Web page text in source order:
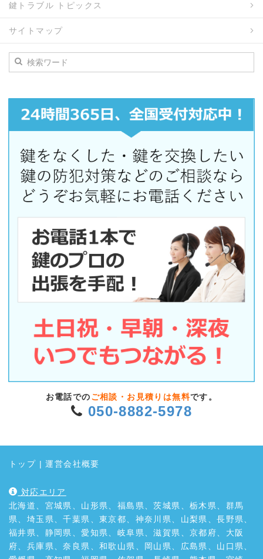
鍵トラブル トピックス
サイトマップ
お電話での ご相談・お見積りは無料です。
050-8882-5978
トップ |運営会社概要
対応エリア
北海道、宮城県、山形県、福島県、茨城県、栃木県、群馬
県、埼玉県、千葉県、東京都、神奈川県、山梨県、長野県、
福井県、静岡県、愛知県、岐阜県、滋賀県、京都府、大阪
府、兵庫県、奈良県、和歌山県、岡山県、広島県、山口県、